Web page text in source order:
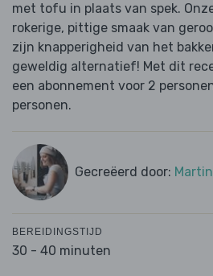
met tofu in plaats van spek.
rokerige, pittige smaak van
zijn knapperigheid van het
geweldig alternatief! Met dit
een abonnement voor 2
personen.
Gecreëerd door:
BEREIDINGSTIJD
30 - 40 minuten